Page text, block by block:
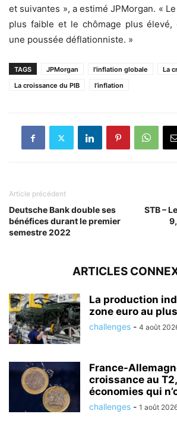
et suivantes », a estimé JPMorgan. «
plus faible et le chômage plus
une poussée déflationniste. »
TAGS JPMorgan l'inflation globale
La
La croissance du PIB
l’inflation
Article précédent
Deutsche Bank double ses
bénéfices durant le premier
semestre 2022
STB –
ARTICLES
La production
zone euro au
challenges - 4 août
France-
croissance au
économies qui
challenges - 1 août